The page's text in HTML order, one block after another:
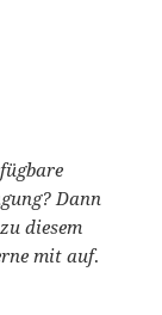
Dann
diesem
mit auf.